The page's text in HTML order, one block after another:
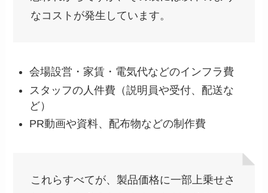
なコストが発生しています。
会場設営・家賃・電気代などのインフラ費
スタッフの人件費（説明員や受付、配送な
ど）
PR動画や資料、配布物などの制作費
これらすべてが、製品価格に一部上乗せさ